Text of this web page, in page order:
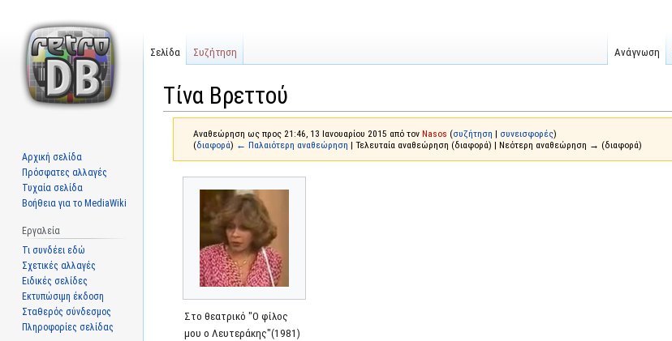
Τίνα Βρεττού
Αναθεώρηση ως προς 21:46, 13 Ιανουαρίου 2015 από τον Nasos (συζήτηση | συνεισφορές)
(διαφορά) ← Παλαιότερη αναθεώρηση | Τελευταία αναθεώρηση (διαφορά) | Νεότερη αναθεώρηση → (διαφορά)
αναζήτηση
Στο θεατρικό "Ο φίλος
μου ο Λευτεράκης"(1981)
Σελίδα Συζήτηση Ανάγνωση
Αρχική σελίδα
Πρόσφατες αλλαγές
Τυχαία σελίδα
Βοήθεια για το MediaWiki
Εργαλεία
Τι συνδέει εδώ
Σχετικές αλλαγές
Ειδικές σελίδες
Εκτυπώσιμη έκδοση
Σταθερός σύνδεσμος
Πληροφορίες σελίδας